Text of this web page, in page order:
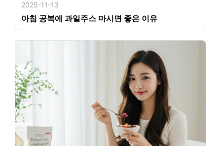
2025-11-13
아침 공복에 과일주스 마시면 좋은 이유